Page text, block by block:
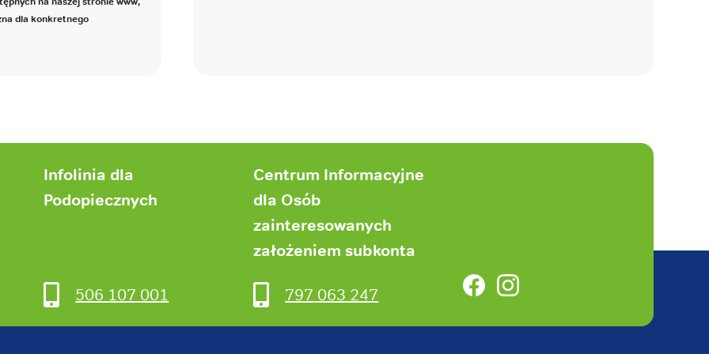
dla konkretnego
Infolinia dla
Podopiecznych
506 107 001
Centrum Informacyjne
dla Osób
zainteresowanych
założeniem subkonta
797 063 247
FacebookInstagram